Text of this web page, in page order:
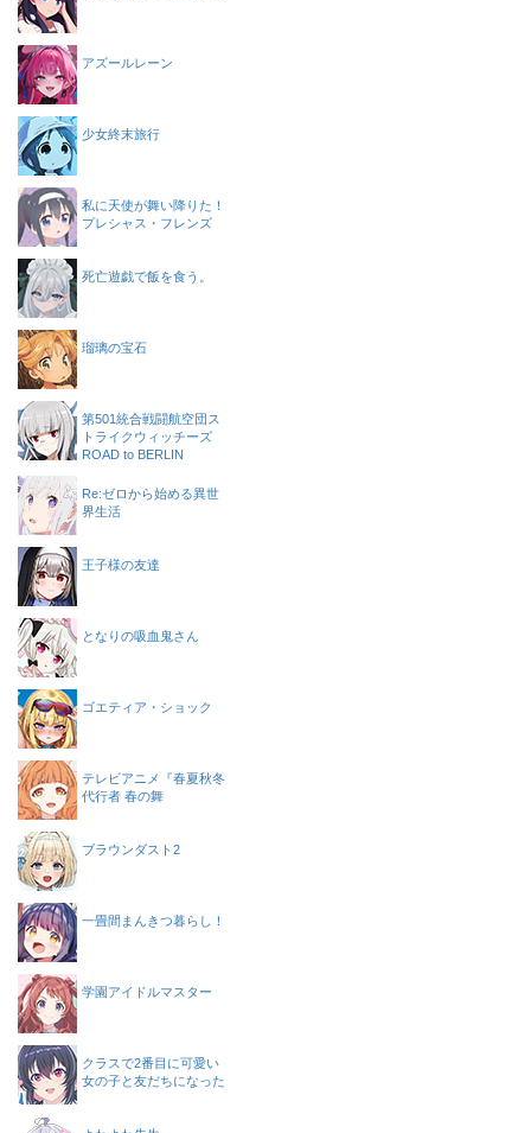
アズールレーン
少女終末旅行
私に天使が舞い降りた！
プレシャス・フレンズ
死亡遊戯で飯を食う。
瑠璃の宝石
第501統合戦闘航空団ス
トライクウィッチーズ
ROAD to BERLIN
Re:ゼロから始める異世
界生活
王子様の友達
となりの吸血鬼さん
ゴエティア・ショック
テレビアニメ『春夏秋冬
代行者 春の舞
ブラウンダスト2
一畳間まんきつ暮らし！
学園アイドルマスター
クラスで2番目に可愛い
女の子と友だちになった